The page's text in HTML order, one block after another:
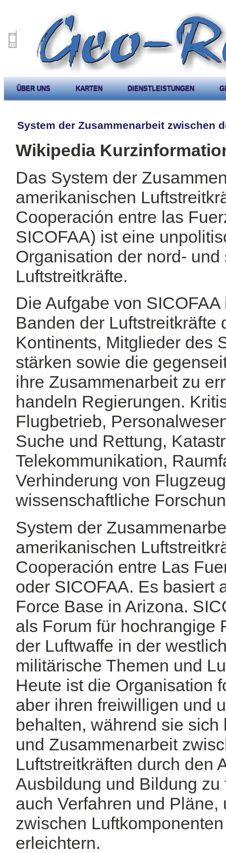
ÜBER UNS KARTEN DIENSTLEISTUNGEN
System der Zusammenarbeit zwischen
Wikipedia
Das System der
amerikanischen
Cooperación entre las
SICOFAA) ist eine
Organisation der nord-
Luftstreitkräfte.
Die Aufgabe von
Banden der Luftstreitkräfte
Kontinents, Mitglieder des
stärken sowie die
ihre Zusammenarbeit zu
handeln Regierungen.
Flugbetrieb,
Suche und Rettung,
Telekommunikation,
Verhinderung von
wissenschaftliche
System der
amerikanischen
Cooperación entre Las
oder SICOFAA. Es basiert
Force Base in Arizona.
als Forum für hochrangige
der Luftwaffe in der
militärische Themen und
Heute ist die Organisation
aber ihren freiwilligen und
behalten, während sie
und Zusammenarbeit
Luftstreitkräften durch den
Ausbildung und Bildung
auch Verfahren und
zwischen
erleichtern.